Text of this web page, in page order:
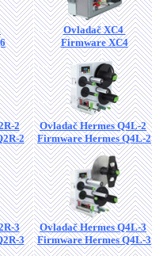
Ovladač XC4
Firmware XC4
2
2
Ovladač Hermes Q4L-2
Firmware Hermes Q4L-2
3
3
Ovladač Hermes Q4L-3
Firmware Hermes Q4L-3